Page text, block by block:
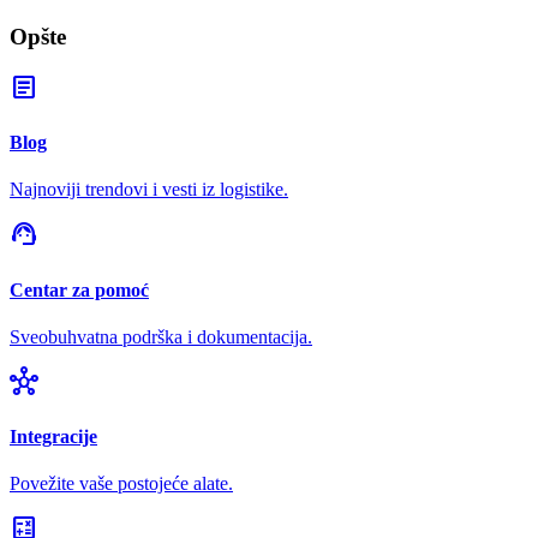
Opšte
article
Blog
Najnoviji trendovi i vesti iz logistike.
support_agent
Centar za pomoć
Sveobuhvatna podrška i dokumentacija.
hub
Integracije
Povežite vaše postojeće alate.
calculate